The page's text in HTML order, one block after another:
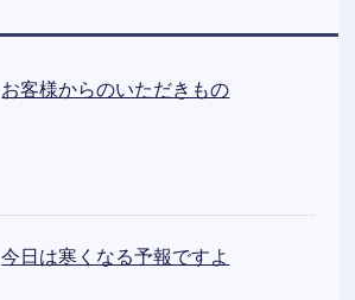
お客様からのいただきもの
今日は寒くなる予報ですよ